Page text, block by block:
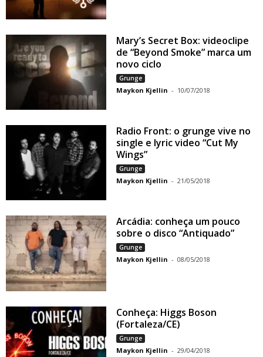
Mary’s Secret Box: videoclipe
de “Beyond Smoke” marca um
novo ciclo
Grunge
Maykon Kjellin - 10/07/2018
Radio Front: o grunge vive no
single e lyric video “Cut My
Wings”
Grunge
Maykon Kjellin - 21/05/2018
Arcádia: conheça um pouco
sobre o disco “Antiquado”
Grunge
Maykon Kjellin - 08/05/2018
Conheça: Higgs Boson
(Fortaleza/CE)
Grunge
Maykon Kjellin - 29/04/2018